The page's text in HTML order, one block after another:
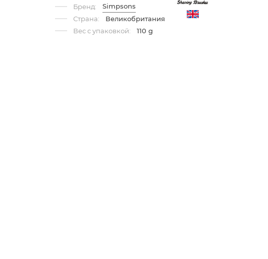
Бренд:
Simpsons
Страна:
Великобритания
Вес с упаковкой:
110 g